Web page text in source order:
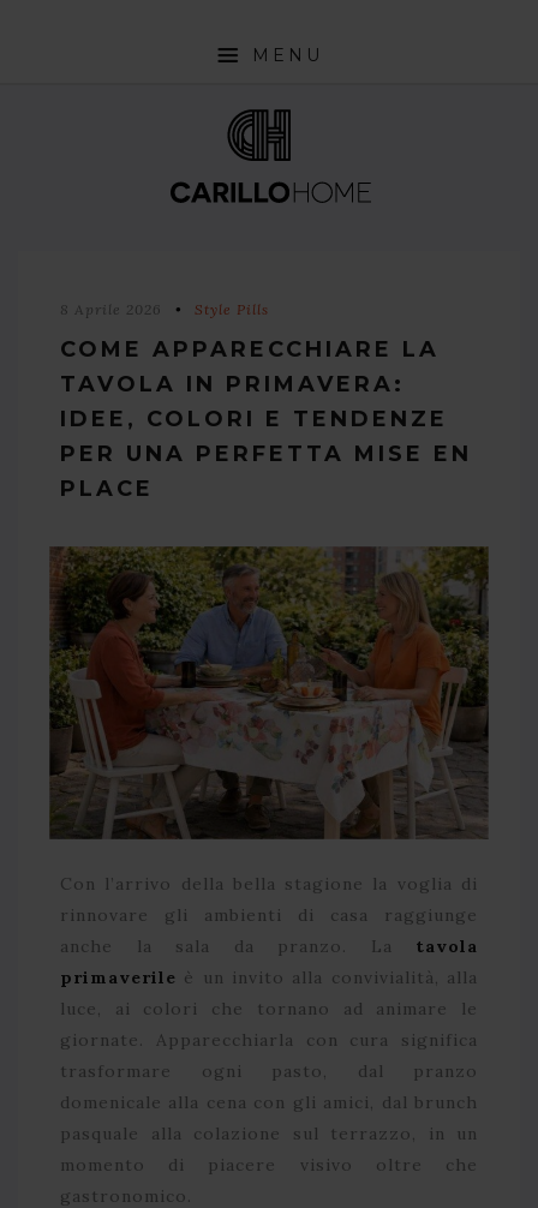
MENU
INTERIOR DESIGN TRENDS
NEWS8 Aprile 2026 Style Pills
COME APPARECCHIARE LA
TAVOLA IN PRIMAVERA:
IDEE, COLORI E TENDENZE
PER UNA PERFETTA MISE EN
PLACE
Con l’arrivo della bella stagione la voglia di
rinnovare gli ambienti di casa raggiunge
anche la sala da pranzo. La tavola
primaverile è un invito alla convivialità, alla
luce, ai colori che tornano ad animare le
giornate. Apparecchiarla con cura significa
trasformare ogni pasto, dal pranzo
domenicale alla cena con gli amici, dal brunch
pasquale alla colazione sul terrazzo, in un
momento di piacere visivo oltre che
gastronomico.